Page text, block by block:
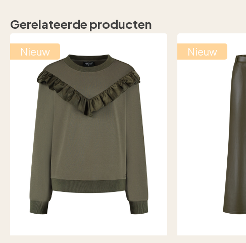
Gerelateerde producten
Nieuw Nieuw